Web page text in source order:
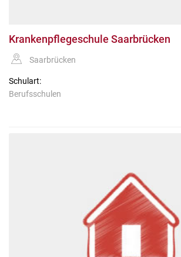
Krankenpflegeschule Saarbrücken
Saarbrücken
Schulart:
Berufsschulen